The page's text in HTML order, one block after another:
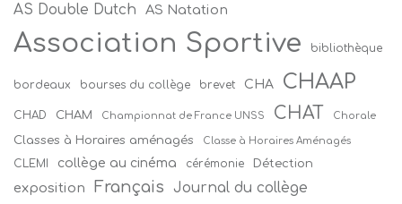
AS Double Dutch AS Natation
Association Sportive bibliothèque
bordeaux bourses du collège brevet CHA CHAAP
CHAD CHAM Championnat de France UNSS CHAT Chorale
Classes à Horaires aménagés Classe à Horaires Aménagés
CLEMI collège au cinéma cérémonie Détection
exposition Français Journal du collège